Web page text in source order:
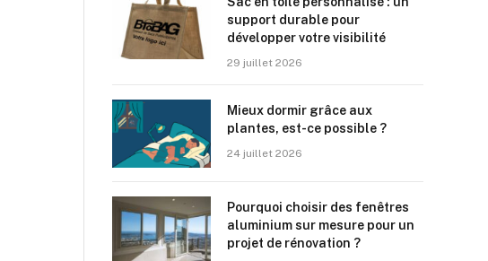
support durable pour
développer votre visibilité
29 juillet 2026
Mieux dormir grâce aux
plantes, est-ce possible ?
24 juillet 2026
Pourquoi choisir des fenêtres
aluminium sur mesure pour un
projet de rénovation ?